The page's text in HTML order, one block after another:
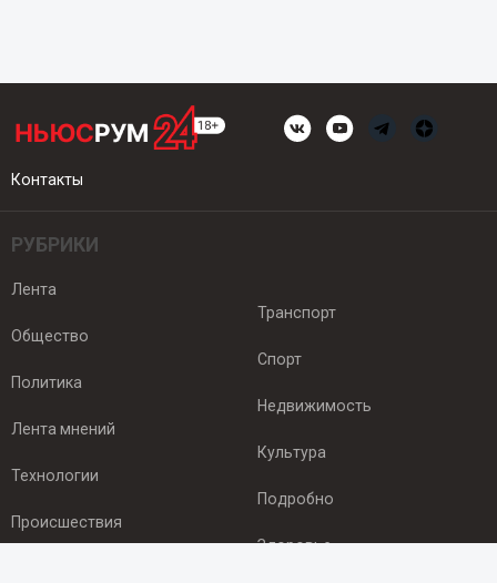
Контакты
РУБРИКИ
Лента
Общество
Политика
Лента мнений
Технологии
Происшествия
Транспорт
Спорт
Недвижимость
Культура
Подробно
Здоровье